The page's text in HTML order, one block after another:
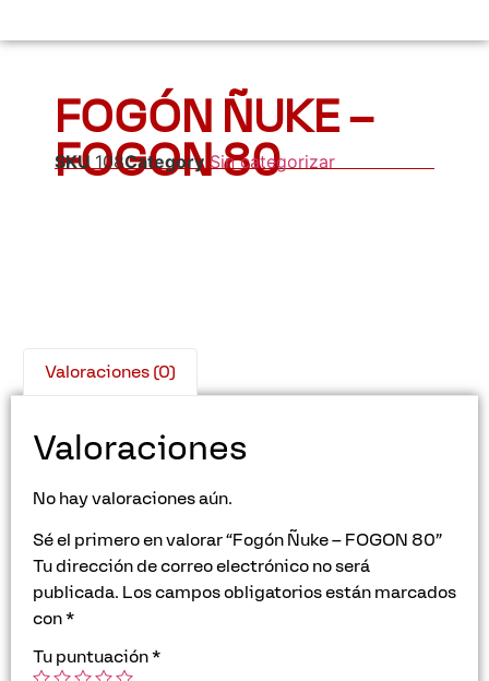
FOGÓN ÑUKE –
FOGON 80
SKU 108Category Sin categorizar
Valoraciones (0)
Valoraciones
No hay valoraciones aún.
Sé el primero en valorar “Fogón Ñuke – FOGON 80”
Tu dirección de correo electrónico no será
publicada. Los campos obligatorios están marcados
con*
Tu puntuación*